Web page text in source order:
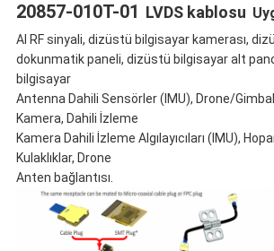
20857-010T-01 LVDS kablosu
AI RF sinyali, dizüstü bilgisayar kamerası,
dokunmatik paneli, dizüstü bilgisayar alt
bilgisayar
Antenna Dahili Sensörler (IMU), Drone/
Kamera, Dahili İzleme
Kamera Dahili İzleme Algılayıcıları (IMU),
Kulaklıklar, Drone
Anten bağlantısı.